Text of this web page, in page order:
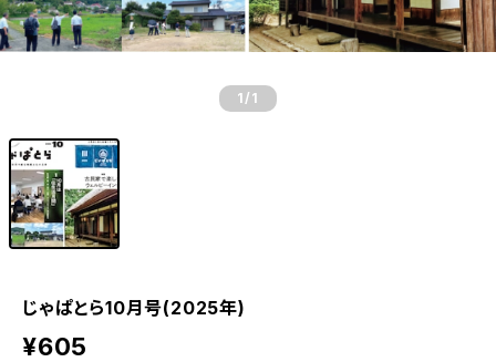
1 /1
じゃぱとら10月号(2025年)
¥605